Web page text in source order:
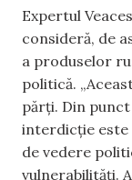
Expertul
consideră, de
a produselor
politică.
părți. Din
interdicție
de vedere
vulnerabilități.